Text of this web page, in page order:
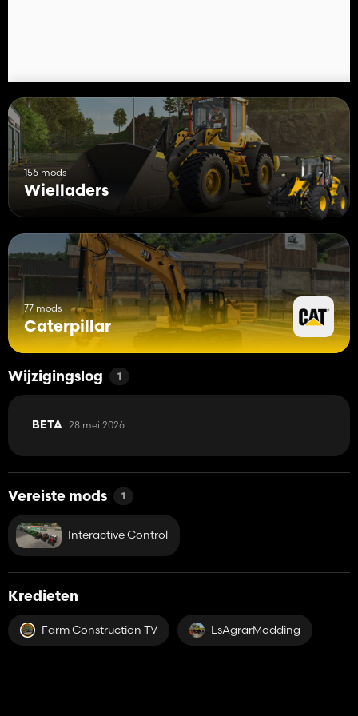
156 mods
Wielladers
77 mods
Caterpillar
Wijzigingslog 1
BETA 28 mei 2026
Vereiste mods 1
Interactive Control
Kredieten
Farm Construction TV LsAgrarModding